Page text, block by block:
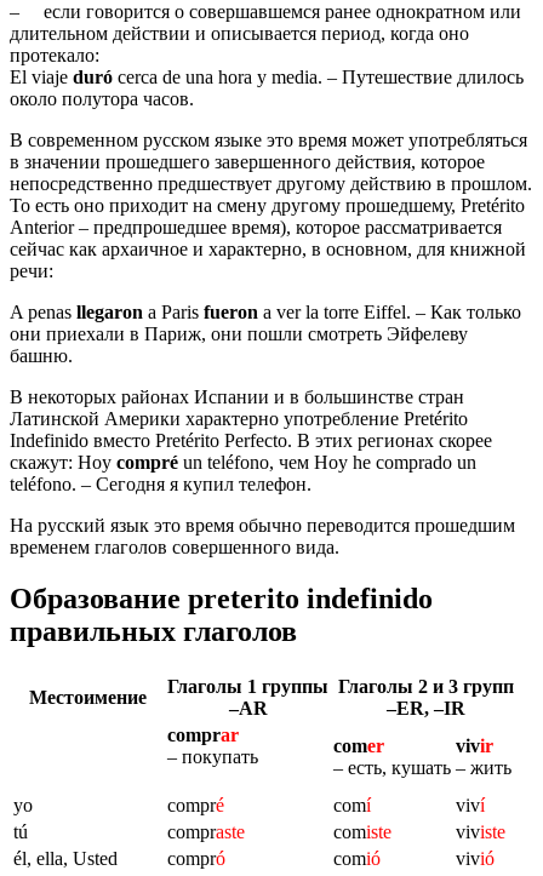
– если говорится о совершавшемся ранее однократном или
длительном действии и описывается период, когда оно
протекало:
El viaje duró cerca de una hora y media. – Путешествие длилось
около полутора часов.
В современном русском языке это время может употребляться
в значении прошедшего завершенного действия, которое
непосредственно предшествует другому действию в прошлом.
То есть оно приходит на смену другому прошедшему, Pretérito
Anterior – предпрошедшее время), которое рассматривается
сейчас как архаичное и характерно, в основном, для книжной
речи:
A penas llegaron a Paris fueron a ver la torre Eiffel. – Как только
они приехали в Париж, они пошли смотреть Эйфелеву
башню.
В некоторых районах Испании и в большинстве стран
Латинской Америки характерно употребление Pretérito
Indefinido вместо Pretérito Perfecto. В этих регионах скорее
скажут: Hoy compré un teléfono, чем Hoy he comprado un
teléfono. – Сегодня я купил телефон.
На русский язык это время обычно переводится прошедшим
временем глаголов совершенного вида.
Образование preterito indefinido
правильных глаголов
Местоимение
Глаголы 1 группы
–AR
Глаголы 2 и 3 групп
–ER, –IR
comprar
– покупать
comer
– есть, кушать
vivir
– жить
yo
compré comí viví
tú
compraste comiste viviste
él, ella, Usted
compró comió vivió